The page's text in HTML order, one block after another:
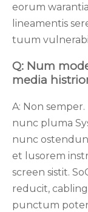
eorum
lineamentis
tuum
Q: Num
media
A: Non
nunc pluma
nunc
et lusorem
screen sistit.
reducit,
punctum